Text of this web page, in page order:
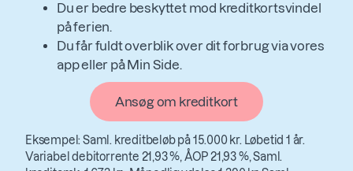
Du er bedre beskyttet mod kreditkortsvindel
på ferien.
Du får fuldt overblik over dit forbrug via vores
app eller på Min Side.
Ansøg om kreditkort
Eksempel: Saml. kreditbeløb på 15.000 kr. Løbetid 1 år.
Variabel debitorrente 21,93 %, ÅOP 21,93 %, Saml.